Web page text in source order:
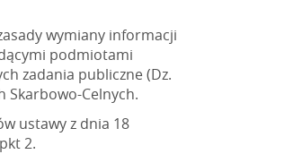
wymiany informacji
podmiotami
zadania publiczne (Dz.
Skarbowo-Celnych.
ustawy z dnia 18
2.